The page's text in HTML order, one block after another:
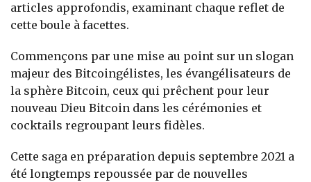
articles approfondis, examinant chaque reflet de
cette boule à facettes.
Commençons par une mise au point sur un slogan
majeur des Bitcoingélistes, les évangélisateurs de
la sphère Bitcoin, ceux qui prêchent pour leur
nouveau Dieu Bitcoin dans les cérémonies et
cocktails regroupant leurs fidèles.
Cette saga en préparation depuis septembre 2021 a
été longtemps repoussée par de nouvelles